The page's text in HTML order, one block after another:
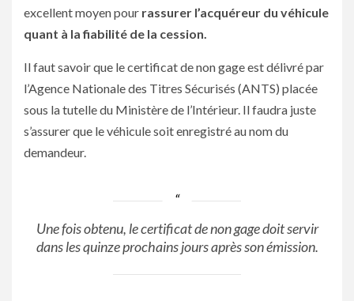
excellent moyen pour rassurer l’acquéreur du véhicule
quant à la fiabilité de la cession.
Il faut savoir que le certificat de non gage est délivré par
l’Agence Nationale des Titres Sécurisés (ANTS) placée
sous la tutelle du Ministère de l’Intérieur. Il faudra juste
s’assurer que le véhicule soit enregistré au nom du
demandeur.
Une fois obtenu, le certificat de non gage doit servir
dans les quinze prochains jours après son émission.